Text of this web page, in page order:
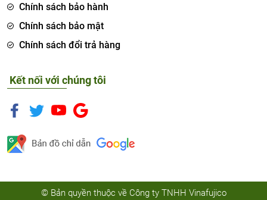
Chính sách bảo hành
Chính sách bảo mật
Chính sách đổi trả hàng
Kết nối với chúng tôi
© Bản quyền thuộc về Công ty TNHH Vinafujico